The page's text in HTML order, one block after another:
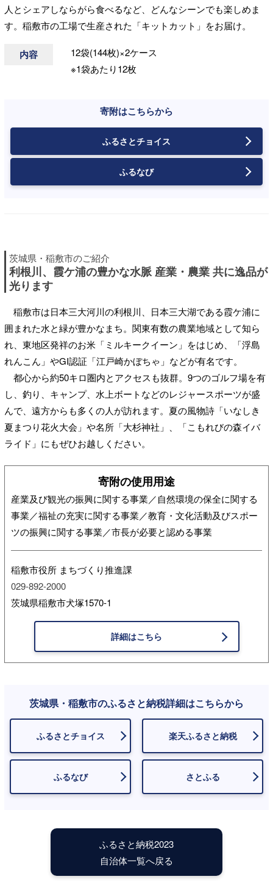
人とシェアしならがら食べるなど、どんなシーンでも楽しめま
す。稲敷市の工場で生産された「キットカット」をお届け。
内容
12袋(144枚)×2ケース
※1袋あたり12枚
寄附はこちらから
ふるさとチョイス
ふるなび
茨城県・稲敷市のご紹介
利根川、霞ケ浦の豊かな水脈 産業・農業 共に逸品が
光ります
稲敷市は日本三大河川の利根川、日本三大湖である霞ケ浦に
囲まれた水と緑が豊かなまち。関東有数の農業地域として知ら
れ、東地区発祥のお米「ミルキークイーン」をはじめ、「浮島
れんこん」やGI認証「江戸崎かぼちゃ」などが有名です。
都心から約50キロ圏内とアクセスも抜群。9つのゴルフ場を有
し、釣り、キャンプ、水上ボートなどのレジャースポーツが盛
んで、遠方からも多くの人が訪れます。夏の風物詩「いなしき
夏まつり花火大会」や名所「大杉神社」、「こもれびの森イバ
ライド」にもぜひお越しください。
寄附の使用用途
産業及び観光の振興に関する事業／自然環境の保全に関する
事業／福祉の充実に関する事業／教育・文化活動及びスポー
ツの振興に関する事業／市長が必要と認める事業
稲敷市役所 まちづくり推進課
029-892-2000
茨城県稲敷市犬塚1570-1
詳細はこちら
茨城県・稲敷市のふるさと納税詳細はこちらから
ふるさとチョイス 楽天ふるさと納税
ふるなび さとふる
ふるさと納税2023
自治体一覧へ戻る